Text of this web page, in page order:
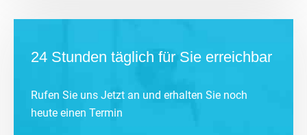
24 Stunden täglich für Sie erreichbar
Rufen Sie uns Jetzt an und erhalten Sie noch
heute einen Termin